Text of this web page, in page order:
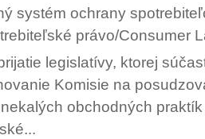
systém ochrany
právo/Consumer
legislatívy, ktorej
Komisie na
obchodných